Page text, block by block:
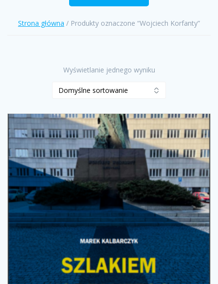
Strona główna / Produkty oznaczone “Wojciech Korfanty”
Wyświetlanie jednego wyniku